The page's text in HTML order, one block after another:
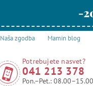
-
Naša zgodba Mamin blog
Potrebujete nasvet?
041 213 378
Pon.–Pet.: 08.00–15.00